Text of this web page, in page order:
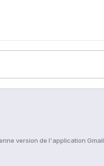
version de l'application Gmail